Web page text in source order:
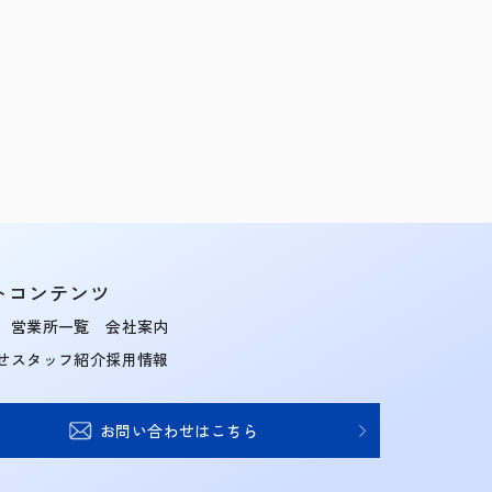
コンテンツ
営業所一覧
スタッフ紹介
会社案内
採用情報
お問い合わせはこちら